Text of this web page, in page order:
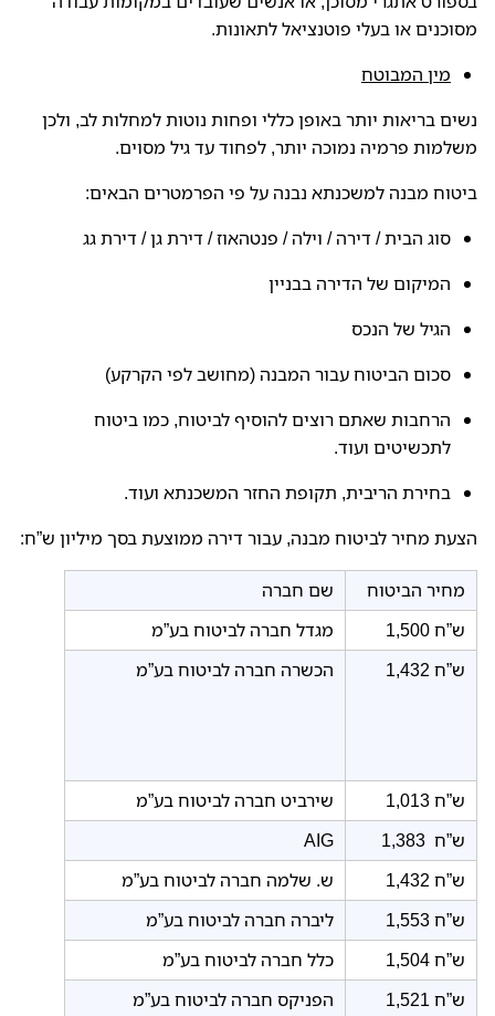
מסוכנים או בעלי פוטנציאל לתאונות.
מין המבוטח
נשים בריאות יותר באופן כללי ופחות נוטות למחלות לב, ולכן
משלמות פרמיה נמוכה יותר, לפחוד עד גיל מסוים.
ביטוח מבנה למשכנתא נבנה על פי הפרמטרים הבאים:
סוג הבית / דירה / וילה / פנטהאוז / דירת גן / דירת גג
המיקום של הדירה בבניין
הגיל של הנכס
סכום הביטוח עבור המבנה (מחושב לפי הקרקע)
הרחבות שאתם רוצים להוסיף לביטוח, כמו ביטוח
לתכשיטים ועוד.
בחירת הריבית, תקופת החזר המשכנתא ועוד.
הצעת מחיר לביטוח מבנה, עבור דירה ממוצעת בסך מיליון ש”ח:
שם חברה
מחיר הביטוח
מגדל חברה לביטוח בע”מ
1,500 ש”ח
הכשרה חברה לביטוח בע”מ
1,432 ש”ח
שירביט חברה לביטוח בע”מ
1,013 ש”ח
AIG
1,383 ש”ח
ש. שלמה חברה לביטוח בע”מ
1,432 ש”ח
ליברה חברה לביטוח בע”מ
1,553 ש”ח
כלל חברה לביטוח בע”מ
1,504 ש”ח
הפניקס חברה לביטוח בע”מ
1,521 ש”ח